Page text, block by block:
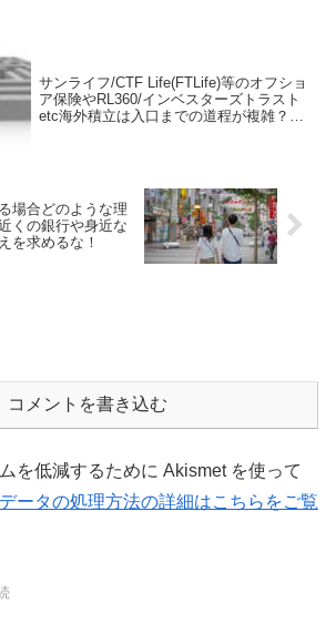
サンライフ/CTF Life(FTLife)等のオフショ
ア保険やRL360/インベスターズトラスト
etc海外積立は入口までの道程が複雑？契
場合どのような理
くの銀行や身近な
を求めるな！
コメントを書き込む
を低減するために Akismet を使って
ータの処理方法の詳細はこちらをご覧